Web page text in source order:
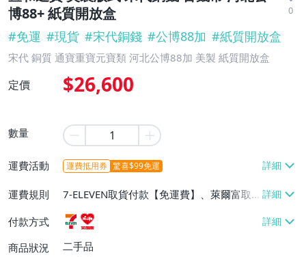
博88+ 紙質開放盒
0
#免運 #現貨 #宋代銅錢 #公博88加 #紙質開放盒
宋代 銅質 通寶重寶元寶類 河北公博88加 美製 紙質開放盒
定價 $26,600
數量
運費活動 運費抵用券 驚喜$99免運
運費規則
7-ELEVEN取貨付款【免運費】、萊爾富取
貨付款【免運費】
付款方式
商品狀況
二手品